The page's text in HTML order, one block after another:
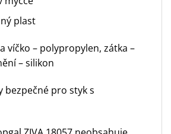
plast
víčko – polypropylen, zátka –
– silikon
bezpečné pro styk s